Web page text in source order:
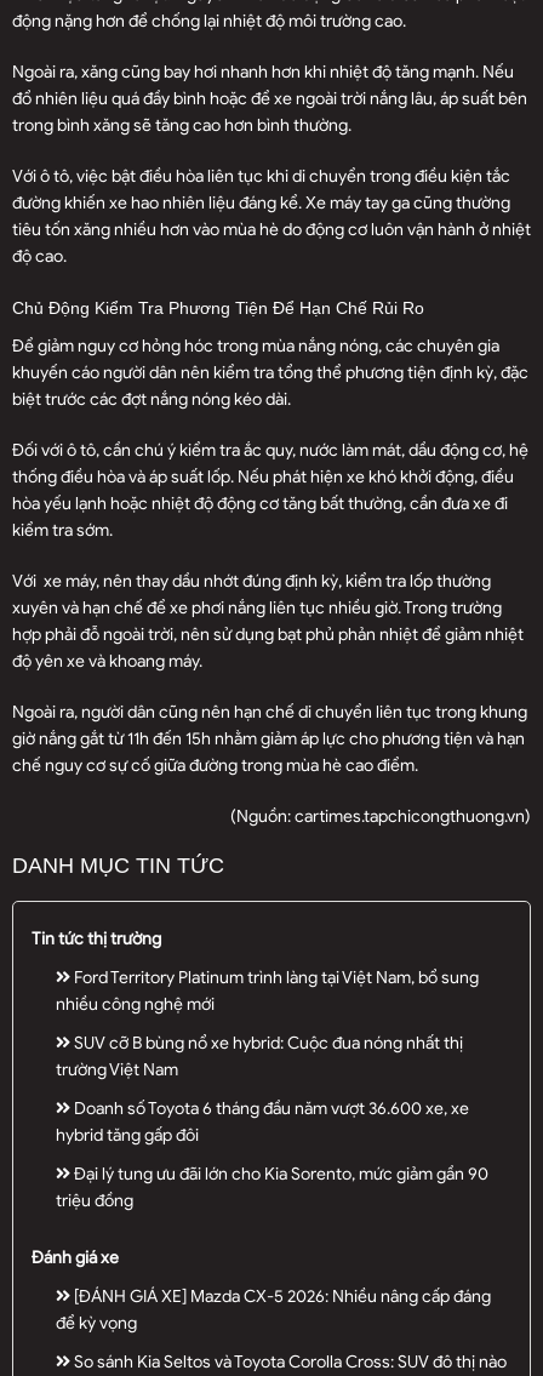
động nặng hơn để chống lại nhiệt độ môi trường cao.
Ngoài ra, xăng cũng bay hơi nhanh hơn khi nhiệt độ tăng mạnh. Nếu
đổ nhiên liệu quá đầy bình hoặc để xe ngoài trời nắng lâu, áp suất bên
trong bình xăng sẽ tăng cao hơn bình thường.
Với ô tô, việc bật điều hòa liên tục khi di chuyển trong điều kiện tắc
đường khiến xe hao nhiên liệu đáng kể. Xe máy tay ga cũng thường
tiêu tốn xăng nhiều hơn vào mùa hè do động cơ luôn vận hành ở nhiệt
độ cao.
Chủ Động Kiểm Tra Phương Tiện Để Hạn Chế Rủi Ro
Để giảm nguy cơ hỏng hóc trong mùa nắng nóng, các chuyên gia
khuyến cáo người dân nên kiểm tra tổng thể phương tiện định kỳ, đặc
biệt trước các đợt nắng nóng kéo dài.
Đối với ô tô, cần chú ý kiểm tra ắc quy, nước làm mát, dầu động cơ, hệ
thống điều hòa và áp suất lốp. Nếu phát hiện xe khó khởi động, điều
hòa yếu lạnh hoặc nhiệt độ động cơ tăng bất thường, cần đưa xe đi
kiểm tra sớm.
Với xe máy, nên thay dầu nhớt đúng định kỳ, kiểm tra lốp thường
xuyên và hạn chế để xe phơi nắng liên tục nhiều giờ. Trong trường
hợp phải đỗ ngoài trời, nên sử dụng bạt phủ phản nhiệt để giảm nhiệt
độ yên xe và khoang máy.
Ngoài ra, người dân cũng nên hạn chế di chuyển liên tục trong khung
giờ nắng gắt từ 11h đến 15h nhằm giảm áp lực cho phương tiện và hạn
chế nguy cơ sự cố giữa đường trong mùa hè cao điểm.
(Nguồn:cartimes.tapchicongthuong.vn)
DANH MỤC TIN TỨC
Tin tức thị trường
Ford Territory Platinum trình làng tại Việt Nam, bổ sung
nhiều công nghệ mới
SUV cỡ B bùng nổ xe hybrid: Cuộc đua nóng nhất thị
trường Việt Nam
Doanh số Toyota 6 tháng đầu năm vượt 36.600 xe, xe
hybrid tăng gấp đôi
Đại lý tung ưu đãi lớn cho Kia Sorento, mức giảm gần 90
triệu đồng
Đánh giá xe
[ĐÁNH GIÁ XE] Mazda CX-5 2026: Nhiều nâng cấp đáng
để kỳ vọng
So sánh Kia Seltos và Toyota Corolla Cross: SUV đô thị nào